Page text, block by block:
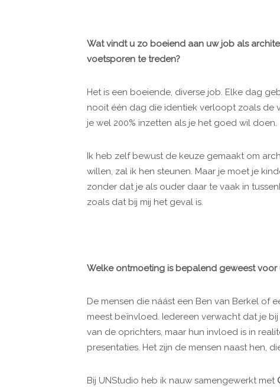
Wat vindt u zo boeiend aan uw job als
voetsporen te treden?
Het is een boeiende, diverse job. Elke dag
nooit één dag die identiek verloopt zoals de
je wel 200% inzetten als je het goed wil doen.
Ik heb zelf bewust de keuze gemaakt om
willen, zal ik hen steunen. Maar je moet je
zonder dat je als ouder daar te vaak in
zoals dat bij mij het geval is.
Welke ontmoeting is bepalend geweest
De mensen die náást een Ben van Berkel of
meest beïnvloed. Iedereen verwacht dat je
van de oprichters, maar hun invloed is in
presentaties. Het zijn de mensen naast hen,
Bij UNStudio heb ik nauw samengewerkt met